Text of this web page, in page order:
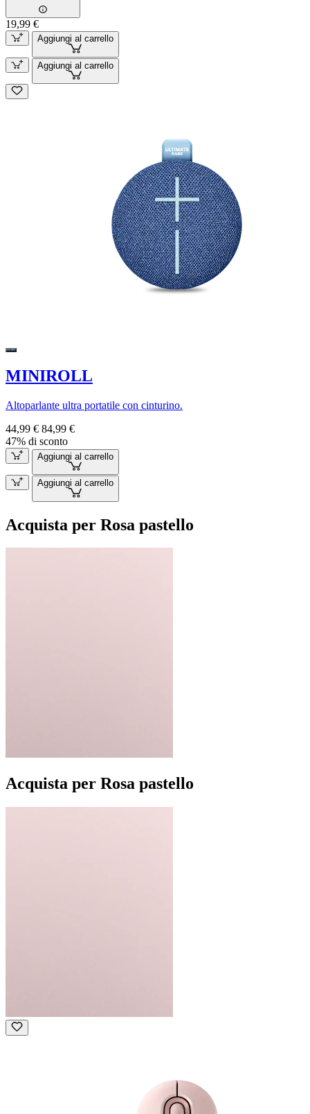
19,99 €
Aggiungi al carrello
Aggiungi al carrello
MINIROLL
Altoparlante ultra portatile con cinturino.
44,99 € 84,99 €
47% di sconto
Aggiungi al carrello
Aggiungi al carrello
Acquista per Rosa pastello
Acquista per Rosa pastello